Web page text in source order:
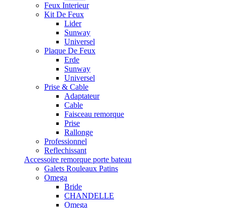
Feux Interieur
Kit De Feux
Lider
Sunway
Universel
Plaque De Feux
Erde
Sunway
Universel
Prise & Cable
Adaptateur
Cable
Faisceau remorque
Prise
Rallonge
Professionnel
Reflechissant
Accessoire remorque porte bateau
Galets Rouleaux Patins
Omega
Bride
CHANDELLE
Omega